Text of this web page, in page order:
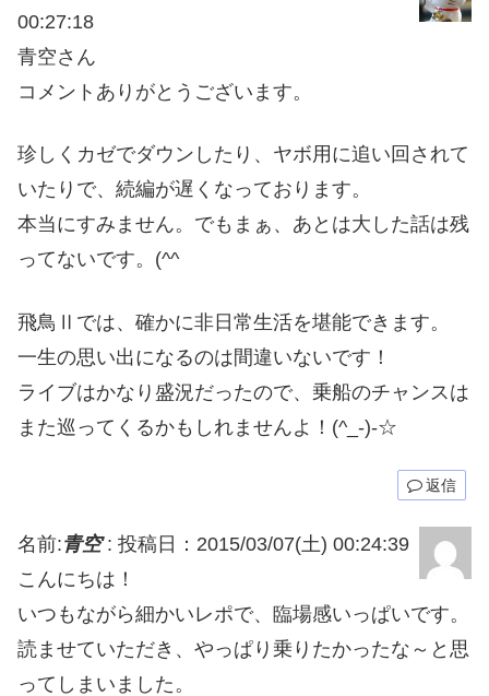
00:27:18
青空さん
コメントありがとうございます。
珍しくカゼでダウンしたり、ヤボ用に追い回されて
いたりで、続編が遅くなっております。
本当にすみません。でもまぁ、あとは大した話は残
ってないです。(^^ゞ
飛鳥Ⅱでは、確かに非日常生活を堪能できます。
一生の思い出になるのは間違いないです！
ライブはかなり盛況だったので、乗船のチャンスは
また巡ってくるかもしれませんよ！(^_-)-☆
返信
名前:青空: 投稿日：2015/03/07(土) 00:24:39
こんにちは！
いつもながら細かいレポで、臨場感いっぱいです。
読ませていただき、やっぱり乗りたかったな～と思
ってしまいました。